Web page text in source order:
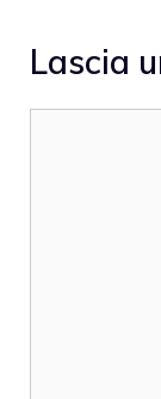
Lascia